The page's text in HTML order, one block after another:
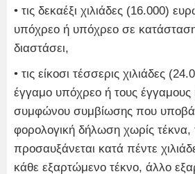
• τις δεκαέξι χιλιάδες (16.000)
υπόχρεο ή υπόχρεο σε
διαστάσει,
• τις είκοσι τέσσερις χιλιάδες
έγγαμο υπόχρεο ή τους έγγαμους
συμφώνου συμβίωσης που
φορολογική δήλωση χωρίς τέκνα,
προσαυξάνεται κατά πέντε
κάθε εξαρτώμενο τέκνο, άλλο